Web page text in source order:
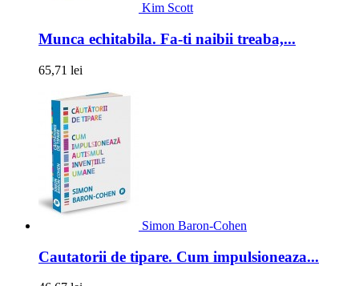
Kim Scott
Munca echitabila. Fa-ti naibii treaba,...
65,71 lei
Simon Baron-Cohen
Cautatorii de tipare. Cum impulsioneaza...